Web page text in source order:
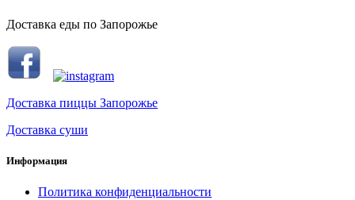
Доставка еды по Запорожье
Доставка пиццы Запорожье
Доставка суши
Информация
Политика конфиденциальности